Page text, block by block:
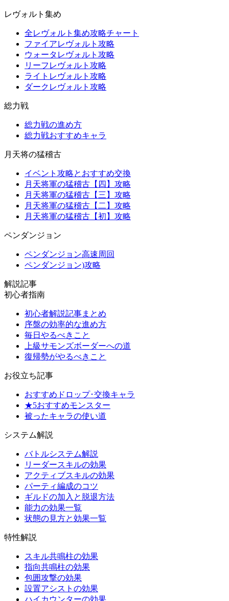
レヴォルト集め
全レヴォルト集め攻略チャート
ファイアレヴォルト攻略
ウォータレヴォルト攻略
リーフレヴォルト攻略
ライトレヴォルト攻略
ダークレヴォルト攻略
総力戦
総力戦の進め方
総力戦おすすめキャラ
月天将の猛稽古
イベント攻略とおすすめ交換
月天将軍の猛稽古【四】攻略
月天将軍の猛稽古【三】攻略
月天将軍の猛稽古【二】攻略
月天将軍の猛稽古【初】攻略
ペンダンジョン
ペンダンジョン高速周回
ペンダンジョン)攻略
解説記事
初心者指南
初心者解説記事まとめ
序盤の効率的な進め方
毎日やるべきこと
上級サモンズボーダーへの道
復帰勢がやるべきこと
お役立ち記事
おすすめドロップ･交換キャラ
★5おすすめモンスター
被ったキャラの使い道
システム解説
バトルシステム解説
リーダースキルの効果
アクティブスキルの効果
パーティ編成のコツ
ギルドの加入と脱退方法
能力の効果一覧
状態の見方と効果一覧
特性解説
スキル共鳴柱の効果
指向共鳴柱の効果
包囲攻撃の効果
設置アシストの効果
ハイカウンターの効果